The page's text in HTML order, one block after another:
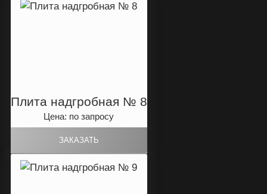
Плита надгробная № 8
Цена: по запросу